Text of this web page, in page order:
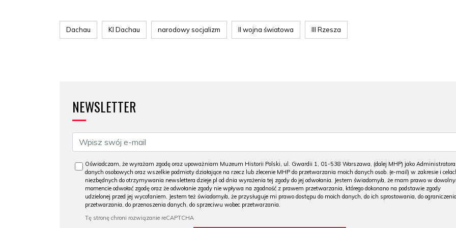
Dachau Kl Dachau narodowy socjalizm II wojna światowa III Rzesza
NEWSLETTER
Oświadczam, że wyrażam zgodę oraz upoważniam Muzeum Historii Polski, ul. Gwardii 1, 01-538 Warszawa, (dalej MHP) jako Administratora
danych osobowych oraz wszelkie podmioty działające na rzecz lub zlecenie MHP do przetwarzania moich danych osob. (e-mail) w zakresie i
niezbędnych do otrzymywania newslettera dzieje.pl od dnia wyrażenia tej zgody do jej odwołania. Jestem świadomy/a, że mam prawo w
momencie odwołać zgodę oraz że odwołanie zgody nie wpływa na zgodność z prawem przetwarzania, którego dokonano na podstawie zgody
udzielonej przed jej wycofaniem. Jestem też świadomy/a, że przysługuje mi prawo dostępu do moich danych, do ich sprostowania, do ograniczenia
przetwarzania, do przenoszenia danych, do sprzeciwu wobec przetwarzania.